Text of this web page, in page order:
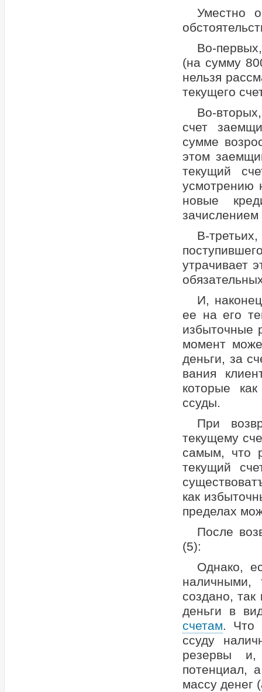
Уместно
Во-
(на сумму
нельзя
текущего
Во-
счет
сумме
этом
текущий
усмотрению
новые
В-
утрачивает
И,
ее на его
избыточные
момент
деньги, за
вания
которые
ссуды.
При
текущему
самым, что
текущий
как
пределах
После
(5):
Однако,
создано, так
деньги в
счетам. Что
ссуду
резервы и,
потенциал,
массу денег